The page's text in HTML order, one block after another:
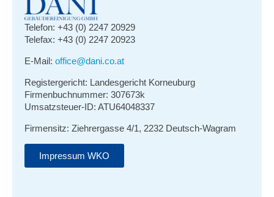
Telefon: +43 (0) 2247 20929
Telefax: +43 (0) 2247 20923
E-Mail: office@dani.co.at
Registergericht: Landesgericht Korneuburg
Firmenbuchnummer: 307673k
Umsatzsteuer-ID: ATU64048337
Firmensitz: Ziehrergasse 4/1, 2232 Deutsch-Wagram
Impressum WKO